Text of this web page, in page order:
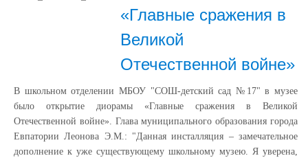
«Главные сражения в
Великой
Отечественной войне»
В школьном отделении МБОУ "СОШ-детский сад №17" в музее
было открытие диорамы «Главные сражения в Великой
Отечественной войне». Глава муниципального образования города
Евпатории Леонова Э.М.: "Данная инсталляция – замечательное
дополнение к уже существующему школьному музею. Я уверена,